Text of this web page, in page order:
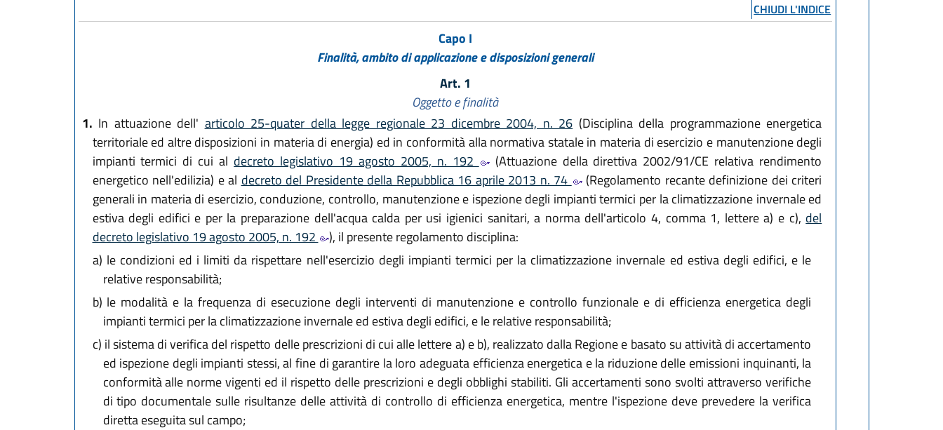
CHIUDI L'INDICE
Capo I
Finalità, ambito di applicazione e disposizioni generali
Art. 1
Oggetto e finalità
1. In attuazione dell' articolo 25-quater della legge regionale 23 dicembre 2004, n. 26 (Disciplina della programmazione energetica
territoriale ed altre disposizioni in materia di energia) ed in conformità alla normativa statale in materia di esercizio e manutenzione degli
impianti termici di cui al decreto legislativo 19 agosto 2005, n. 192
(Attuazione della direttiva 2002/91/CE relativa rendimento
energetico nell'edilizia) e al decreto del Presidente della Repubblica 16 aprile 2013 n. 74
(Regolamento recante definizione dei criteri
generali in materia di esercizio, conduzione, controllo, manutenzione e ispezione degli impianti termici per la climatizzazione invernale ed
estiva degli edifici e per la preparazione dell'acqua calda per usi igienici sanitari, a norma dell'articolo 4, comma 1, lettere a) e c), del
decreto legislativo 19 agosto 2005, n. 192
), il presente regolamento disciplina:
a) le condizioni ed i limiti da rispettare nell'esercizio degli impianti termici per la climatizzazione invernale ed estiva degli edifici, e le
relative responsabilità;
b) le modalità e la frequenza di esecuzione degli interventi di manutenzione e controllo funzionale e di efficienza energetica degli
impianti termici per la climatizzazione invernale ed estiva degli edifici, e le relative responsabilità;
c) il sistema di verifica del rispetto delle prescrizioni di cui alle lettere a) e b), realizzato dalla Regione e basato su attività di accertamento
ed ispezione degli impianti stessi, al fine di garantire la loro adeguata efficienza energetica e la riduzione delle emissioni inquinanti, la
conformità alle norme vigenti ed il rispetto delle prescrizioni e degli obblighi stabiliti. Gli accertamenti sono svolti attraverso verifiche
di tipo documentale sulle risultanze delle attività di controllo di efficienza energetica, mentre l'ispezione deve prevedere la verifica
diretta eseguita sul campo;